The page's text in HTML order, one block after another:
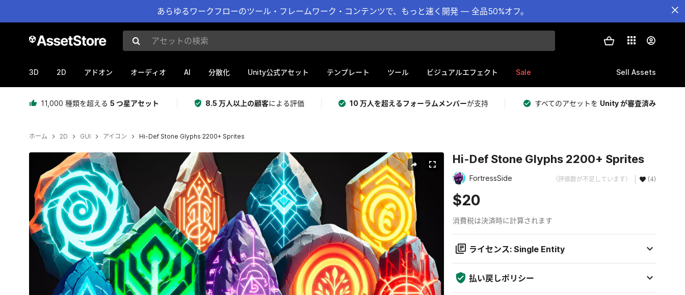
あらゆるワークフローのツール・フレームワーク・コンテンツで、もっと速く開発 — 全品50%オフ。
アセットの検索
3D 2D アドオン オーディオ AI 分散化 Unity公式アセット テンプレート ツール ビジュアルエフェクト Sale Sell Assets
11,000 種類を超える 5 つ星アセット 8.5 万人以上の顧客による評価 10 万人を超えるフォーラムメンバーが支持 すべてのアセットを Unity が審査済み
ホーム 2D GUI アイコン Hi-Def Stone Glyphs 2200+ Sprites
現在のスライド：1 / 22 Hi-Def Stone Glyphs 2200+ Sprites
FortressSide （評価数が不足しています） (4)
$20
消費税は決済時に計算されます
ライセンス: Single Entity
払い戻しポリシー